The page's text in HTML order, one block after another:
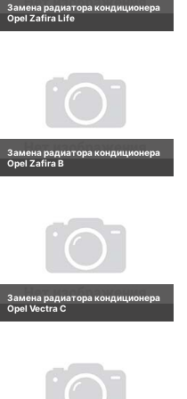
Замена радиатора кондиционера
Opel Zafira Life
Замена радиатора кондиционера
Opel Zafira B
Замена радиатора кондиционера
Opel Vectra C